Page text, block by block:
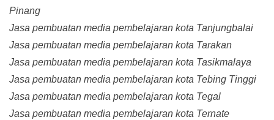
Pinang
Jasa pembuatan media pembelajaran kota Tanjungbalai
Jasa pembuatan media pembelajaran kota Tarakan
Jasa pembuatan media pembelajaran kota Tasikmalaya
Jasa pembuatan media pembelajaran kota Tebing Tinggi
Jasa pembuatan media pembelajaran kota Tegal
Jasa pembuatan media pembelajaran kota Ternate